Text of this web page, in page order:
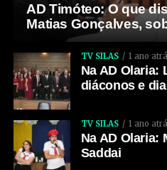
AD Timóteo: O que
Matias Gonçalves,
TV SILAS 1 ano
Na AD Olaria:
diáconos e
TV SILAS 1 ano
Na AD Olaria:
Saddai